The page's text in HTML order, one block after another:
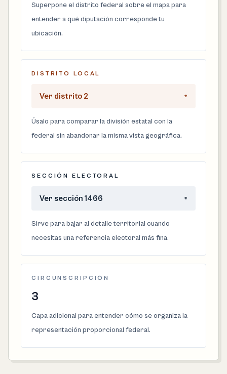
Superpone el distrito federal sobre el mapa para
entender a qué diputación corresponde tu
ubicación.
DISTRITO LOCAL
Ver distrito 2 +
Úsalo para comparar la división estatal con la
federal sin abandonar la misma vista geográfica.
SECCIÓN ELECTORAL
Ver sección 1466 +
Sirve para bajar al detalle territorial cuando
necesitas una referencia electoral más fina.
CIRCUNSCRIPCIÓN
3
Capa adicional para entender cómo se organiza la
representación proporcional federal.